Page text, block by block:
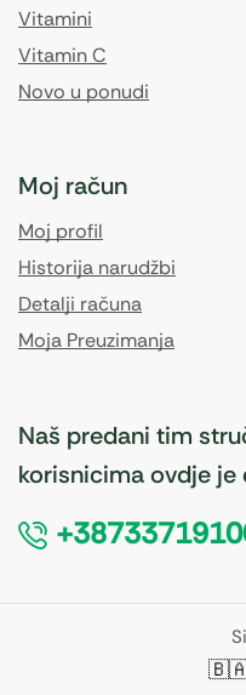
Vitamini
Vitamin C
Novo u ponudi
Moj račun
Moj profil
Historija narudžbi
Detalji računa
Moja Preuzimanja
Naš predani tim
korisnicima ovdje